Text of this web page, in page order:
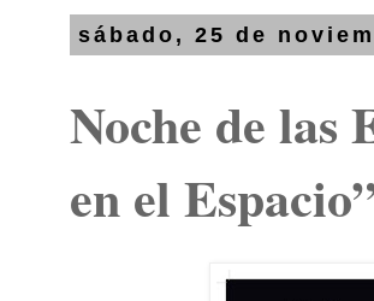
sábado, 25 de
Noche de las
en el